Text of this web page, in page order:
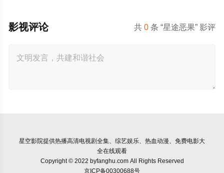
共0 条 “星途恶果” 影评
影视评论
星空影院提供热播高清电视剧全集、综艺娱乐、热血动漫、免费电影大
全在线观看
Copyright © 2022 byfanghu.com All Rights Reserved
京ICP备00300688号